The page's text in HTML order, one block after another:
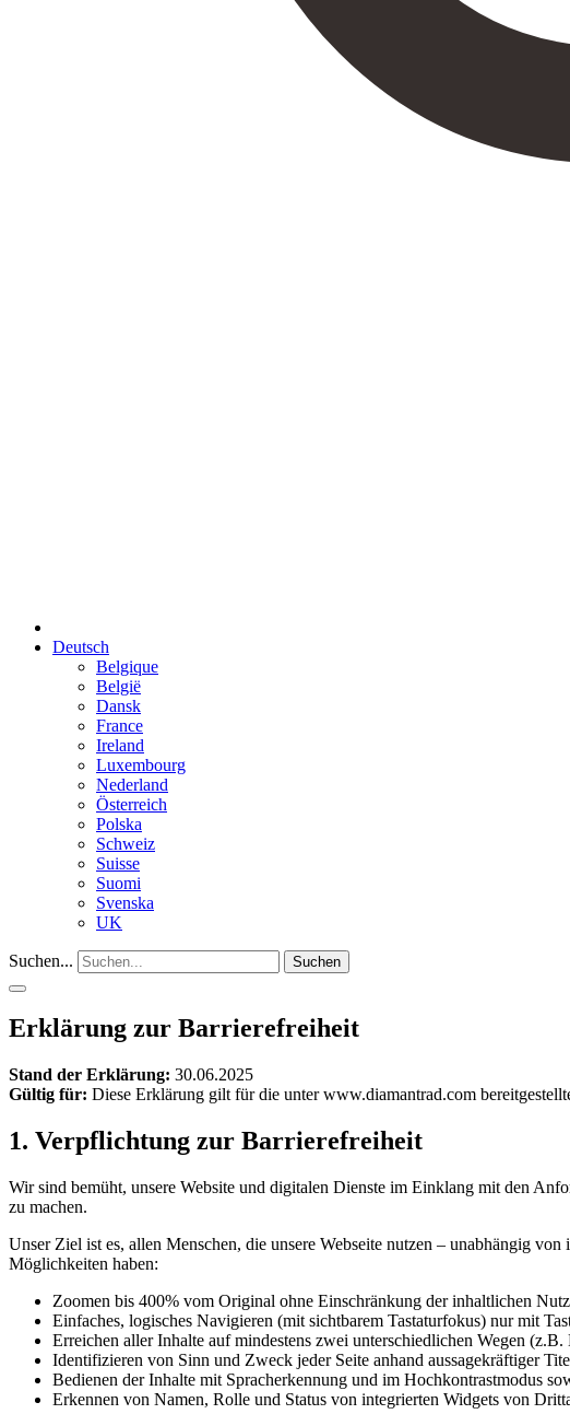
Deutsch
Belgique
België
Dansk
France
Ireland
Luxembourg
Nederland
Österreich
Polska
Schweiz
Suisse
Suomi
Svenska
UK
Suchen... Suchen
Erklärung zur Barrierefreiheit
Stand der Erklärung: 30.06.2025
Gültig für: Diese Erklärung gilt für die unter www.diamantrad.com
1. Verpflichtung zur Barrierefreiheit
Wir sind bemüht, unsere Website und digitalen Dienste im Einklang mit den
zu machen.
Unser Ziel ist es, allen Menschen, die unsere Webseite nutzen – unabhängig
Möglichkeiten haben:
Zoomen bis 400% vom Original ohne Einschränkung der inhaltlichen
Einfaches, logisches Navigieren (mit sichtbarem Tastaturfokus) nur mit
Erreichen aller Inhalte auf mindestens zwei unterschiedlichen Wegen
Identifizieren von Sinn und Zweck jeder Seite anhand aussagekräftiger
Bedienen der Inhalte mit Spracherkennung und im Hochkontrastmodus
Erkennen von Namen, Rolle und Status von integrierten Widgets von